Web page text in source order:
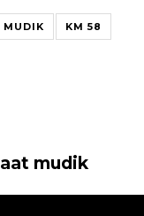
MUDIK KM 58
mudik
2026